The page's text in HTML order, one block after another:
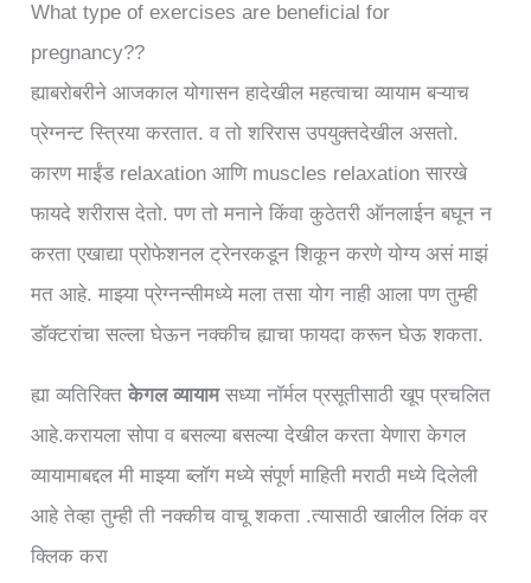
What type of exercises are beneficial for
pregnancy??
ह्याबरोबरीने आजकाल योगासन हादेखील महत्वाचा व्यायाम बऱ्याच
प्रेग्नन्ट स्त्रिया करतात. व तो शरिरास उपयुक्तदेखील असतो.
कारण माईंड relaxation आणि muscles relaxation सारखे
फायदे शरीरास देतो. पण तो मनाने किंवा कुठेतरी ऑनलाईन बघून न
करता एखाद्या प्रोफेशनल ट्रेनरकडून शिकून करणे योग्य असं माझं
मत आहे. माझ्या प्रेग्नन्सीमध्ये मला तसा योग नाही आला पण तुम्ही
डॉक्टरांचा सल्ला घेऊन नक्कीच ह्याचा फायदा करून घेऊ शकता.
ह्या व्यतिरिक्तकेगल व्यायामसध्या नॉर्मल प्रसूतीसाठी खूप प्रचलित
आहे.करायला सोपा व बसल्या बसल्या देखील करता येणारा केगल
व्यायामाबद्दल मी माझ्या ब्लॉग मध्ये संपूर्ण माहिती मराठी मध्ये दिलेली
आहे तेव्हा तुम्ही ती नक्कीच वाचू शकता .त्यासाठी खालील लिंक वर
क्लिक करा